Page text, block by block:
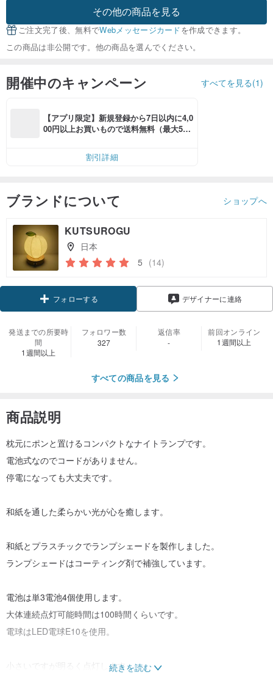
その他の商品を見る
ご注文完了後、無料でWebメッセージカードを作成できます。
この商品は非公開です。他の商品を選んでください。
開催中のキャンペーン すべてを見る(1)
【アプリ限定】新規登録から7日以内に4,0
00円以上お買いもので送料無料（最大500
割引詳細
ブランドについて ショップへ
KUTSUROGU
日本
5 (14)
フォローする デザイナーに連絡
発送までの所要時
間
1週間以上
フォロワー数
327
返信率
-
前回オンライン
1週間以上
すべての商品を見る
商品説明
枕元にポンと置けるコンパクトなナイトランプです。
電池式なのでコードがありません。
停電になっても大丈夫です。
和紙を通した柔らかい光が心を癒します。
和紙とプラスチックでランプシェードを製作しました。
ランプシェードはコーティング剤で補強しています。
電池は単3電池4個使用します。
大体連続点灯可能時間は100時間くらいです。
電球はLED電球E10を使用。
小さいですが明るく点灯します。
続きを読む